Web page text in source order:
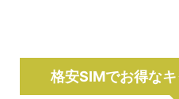
格安SIMでお得な